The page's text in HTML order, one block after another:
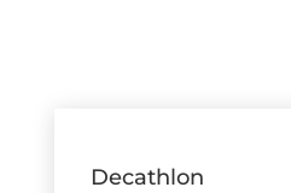
Decathlon